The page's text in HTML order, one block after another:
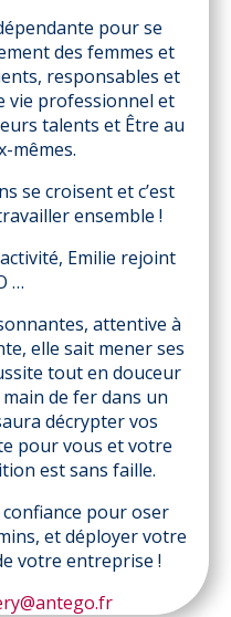
pour se
des femmes et
responsables et
vie professionnel et
talents et Être au
mêmes.
se croisent et c’est
ensemble !
Emilie rejoint
…
attentive à
elle sait mener ses
tout en douceur
de fer dans un
décrypter vos
pour vous et votre
est sans faille.
pour oser
et déployer votre
votre entreprise !